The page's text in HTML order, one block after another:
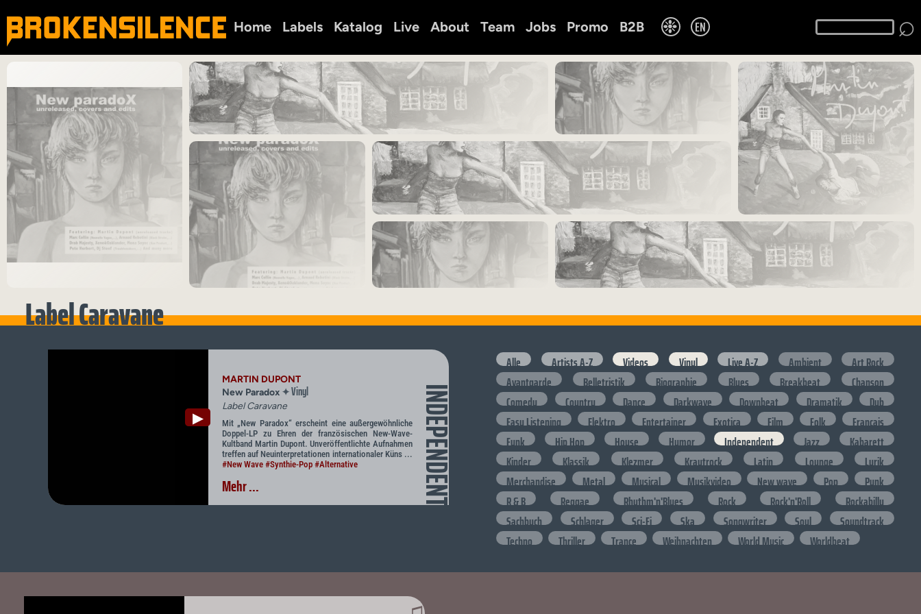
Home Labels Katalog Live About Team Jobs Promo B2B ❉ EN ⌕
Label Caravane
▶ INDEPENDENT
MARTIN DUPONT
New Paradox ✦Vinyl
Label Caravane
Mit „New Paradox“ erscheint eine außergewöhnliche
Doppel-LP zu Ehren der französischen New-Wave-
Kultband Martin Dupont. Unveröffentlichte Aufnahmen
treffen auf Neuinterpretationen internationaler Küns ...
#New Wave #Synthie-Pop #Alternative
Mehr ...
Alle Artists A-Z Videos Vinyl Live A-Z Ambient
Art Rock
Avantgarde
Belletristik Biographie Blues Breakbeat
Chanson
Comedy
Country Dance Darkwave Downbeat Dramatik
Dub
Easy Listening
Elektro Entertainer Exotica Film Folk
Francais
Funk
Hip Hop House Humor Independent Jazz
Kabarett
Kinder
Klassik Klezmer Krautrock Latin Lounge
Lyrik
Merchandise
Metal Musical Musikvideo New wave Pop
Punk
R & B
Reggae Rhythm'n'Blues Rock Rock'n'Roll
Rockabilly
Sachbuch
Schlager Sci-Fi Ska Songwriter Soul
Soundtrack
Techno
Thriller Trance Weihnachten World Music Worldbeat